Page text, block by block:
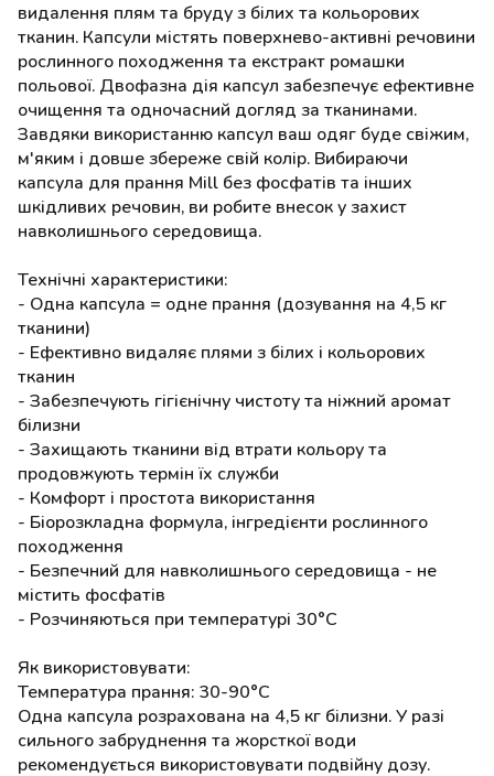
видалення плям та бруду з білих та кольорових
тканин. Капсули містять поверхнево-активні речовини
рослинного походження та екстракт ромашки
польової. Двофазна дія капсул забезпечує ефективне
очищення та одночасний догляд за тканинами.
Завдяки використанню капсул ваш одяг буде свіжим,
м'яким і довше збереже свій колір. Вибираючи
капсула для прання Mill без фосфатів та інших
шкідливих речовин, ви робите внесок у захист
навколишнього середовища.
Технічні характеристики:
- Одна капсула = одне прання (дозування на 4,5 кг
тканини)
- Ефективно видаляє плями з білих і кольорових
тканин
- Забезпечують гігієнічну чистоту та ніжний аромат
білизни
- Захищають тканини від втрати кольору та
продовжують термін їх служби
- Комфорт і простота використання
- Біорозкладна формула, інгредієнти рослинного
походження
- Безпечний для навколишнього середовища - не
містить фосфатів
- Розчиняються при температурі 30°C
Як використовувати:
Температура прання: 30-90°C
Одна капсула розрахована на 4,5 кг білизни. У разі
сильного забруднення та жорсткої води
рекомендується використовувати подвійну дозу.